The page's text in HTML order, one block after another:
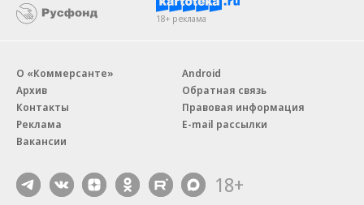
18+ реклама
О «Коммерсанте»
Архив
Контакты
Реклама
Вакансии
Android
Обратная связь
Правовая информация
E-mail рассылки
18+